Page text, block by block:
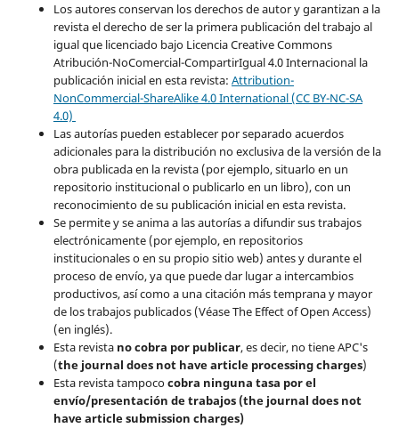
Los autores conservan los derechos de autor y garantizan a la
revista el derecho de ser la primera publicación del trabajo al
igual que licenciado bajo Licencia Creative Commons
Atribución-NoComercial-CompartirIgual 4.0 Internacional la
publicación inicial en esta revista: Attribution-
NonCommercial-ShareAlike 4.0 International (CC BY-NC-SA
4.0)
Las autorías pueden establecer por separado acuerdos
adicionales para la distribución no exclusiva de la versión de la
obra publicada en la revista (por ejemplo, situarlo en un
repositorio institucional o publicarlo en un libro), con un
reconocimiento de su publicación inicial en esta revista.
Se permite y se anima a las autorías a difundir sus trabajos
electrónicamente (por ejemplo, en repositorios
institucionales o en su propio sitio web) antes y durante el
proceso de envío, ya que puede dar lugar a intercambios
productivos, así como a una citación más temprana y mayor
de los trabajos publicados (Véase The Effect of Open Access)
(en inglés).
Esta revista no cobra por publicar, es decir, no tiene APC's
(the journal does not have article processing charges)
Esta revista tampococobra ninguna tasa por el
envío/presentación de trabajos (the journal does not
have article submission charges)